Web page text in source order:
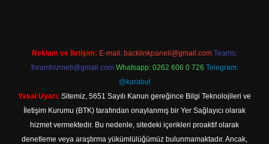
Reklam ve İletişim: E-mail: backlinkpaneli@gmail.com Teams:
forumhizmeti@gmail.com Whatsapp: 0262 606 0 726 Telegram:
@karabul
Yasal Uyarı: Sitemiz, 5651 Sayılı Kanun gereğince Bilgi Teknolojileri ve
İletişim Kurumu (BTK) tarafından onaylanmış bir Yer Sağlayıcı olarak
hizmet vermektedir. Bu nedenle, sitedeki içerikleri proaktif olarak
denetleme veya araştırma yükümlülüğümüz bulunmamaktadır. Ancak,